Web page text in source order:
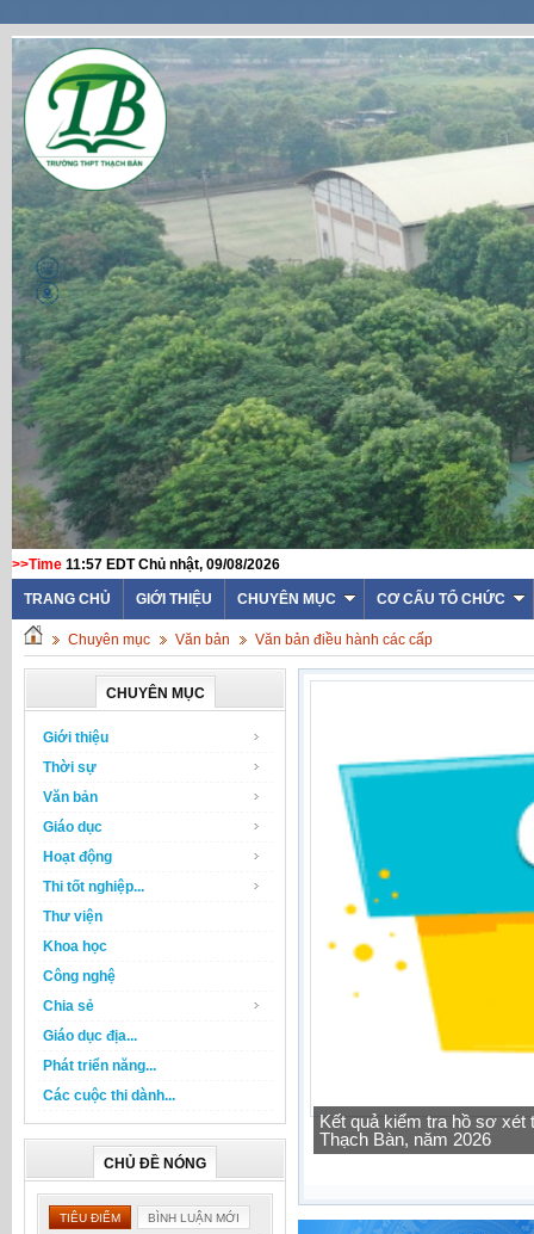
>>Time 11:57 EDT Chủ nhật, 09/08/2026
TRANG CHỦ GIỚI THIỆU CHUYÊN MỤC CƠ CẤU TỔ CHỨC
Chuyên mục Văn bản Văn bản điều hành các cấp
CHUYÊN MỤC
Giới thiệu
Thời sự
Văn bản
Giáo dục
Hoạt động
Thi tốt nghiệp...
Thư viện
Khoa học
Công nghệ
Chia sẻ
Giáo dục địa...
Phát triển năng...
Các cuộc thi dành...
CHỦ ĐỀ NÓNG
TIÊU ĐIỂM BÌNH LUẬN MỚI
Tra cứu thông tin lớp học